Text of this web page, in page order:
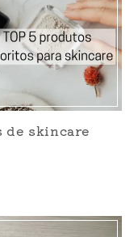
de skincare